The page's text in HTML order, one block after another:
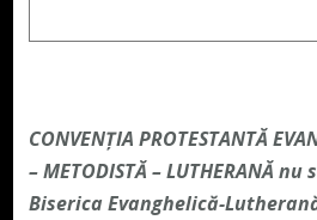
CONVENŢIA PROTESTANTĂ
– METODISTĂ – LUTHERANĂ
Biserica Evanghelică-